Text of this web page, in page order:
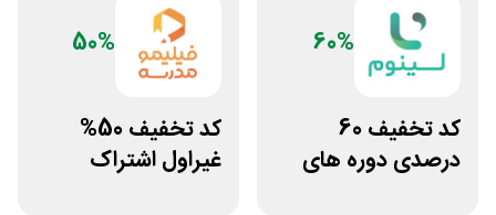
60%
کد تخفیف 60
درصدی دوره های
50%
کد تخفیف 50%
غیراول اشتراک